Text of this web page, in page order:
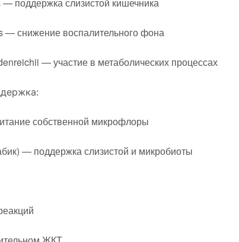
— снижение воспалительного фона
— участие в метаболических процессах
собственной микрофлоры
— поддержка слизистой и микробиоты